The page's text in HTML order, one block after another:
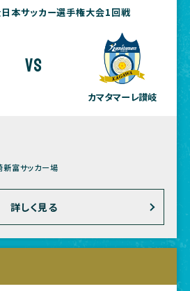
本サッカー選手権大会1回戦
vs
カマタマーレ讃岐
新富サッカー場
詳しく見る